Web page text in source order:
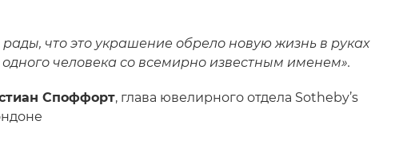
что это украшение обрело новую жизнь в руках
человека со всемирно известным именем».
Споффорт, глава ювелирного отдела Sotheby’s